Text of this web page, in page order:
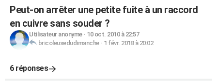
Peut-on arrêter une petite fuite à un raccord
en cuivre sans souder ?
Utilisateur anonyme- 10 oct. 2010 à 22:57
bricoleusedudimanche- 1 févr. 2018 à 20:02
6 réponses